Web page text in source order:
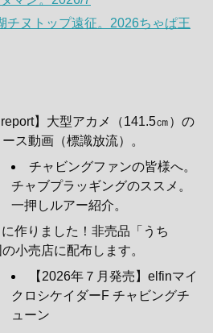
チヌトップ遠征。2026ちゃぱ王
report】大型アカメ（141.5㎝）の
ス動画（標識放流）。
チャビングファンの皆様へ。
チャブプラッギングのススメ。
一押しルアー紹介。
作りました！非売品「うち
小売店に配布します。
【2026年７月発売】elfinマイ
クロシケイダーF チャビングチ
ューン